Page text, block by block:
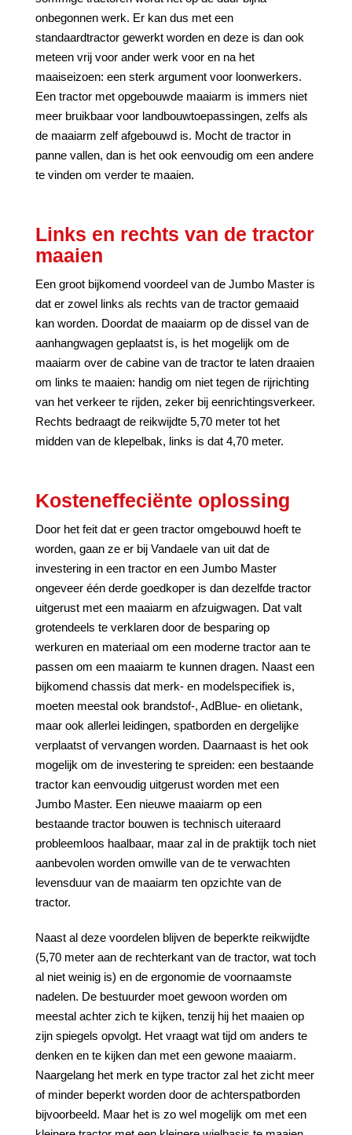
onbegonnen werk. Er kan dus met een
standaardtractor gewerkt worden en deze is dan ook
meteen vrij voor ander werk voor en na het
maaiseizoen: een sterk argument voor loonwerkers.
Een tractor met opgebouwde maaiarm is immers niet
meer bruikbaar voor landbouwtoepassingen, zelfs als
de maaiarm zelf afgebouwd is. Mocht de tractor in
panne vallen, dan is het ook eenvoudig om een andere
te vinden om verder te maaien.
Links en rechts van de tractor
maaien
Een groot bijkomend voordeel van de Jumbo Master is
dat er zowel links als rechts van de tractor gemaaid
kan worden. Doordat de maaiarm op de dissel van de
aanhangwagen geplaatst is, is het mogelijk om de
maaiarm over de cabine van de tractor te laten draaien
om links te maaien: handig om niet tegen de rijrichting
van het verkeer te rijden, zeker bij eenrichtingsverkeer.
Rechts bedraagt de reikwijdte 5,70 meter tot het
midden van de klepelbak, links is dat 4,70 meter.
Kosteneffeciënte oplossing
Door het feit dat er geen tractor omgebouwd hoeft te
worden, gaan ze er bij Vandaele van uit dat de
investering in een tractor en een Jumbo Master
ongeveer één derde goedkoper is dan dezelfde tractor
uitgerust met een maaiarm en afzuigwagen. Dat valt
grotendeels te verklaren door de besparing op
werkuren en materiaal om een moderne tractor aan te
passen om een maaiarm te kunnen dragen. Naast een
bijkomend chassis dat merk- en modelspecifiek is,
moeten meestal ook brandstof-, AdBlue- en olietank,
maar ook allerlei leidingen, spatborden en dergelijke
verplaatst of vervangen worden. Daarnaast is het ook
mogelijk om de investering te spreiden: een bestaande
tractor kan eenvoudig uitgerust worden met een
Jumbo Master. Een nieuwe maaiarm op een
bestaande tractor bouwen is technisch uiteraard
probleemloos haalbaar, maar zal in de praktijk toch niet
aanbevolen worden omwille van de te verwachten
levensduur van de maaiarm ten opzichte van de
tractor.
Naast al deze voordelen blijven de beperkte reikwijdte
(5,70 meter aan de rechterkant van de tractor, wat toch
al niet weinig is) en de ergonomie de voornaamste
nadelen. De bestuurder moet gewoon worden om
meestal achter zich te kijken, tenzij hij het maaien op
zijn spiegels opvolgt. Het vraagt wat tijd om anders te
denken en te kijken dan met een gewone maaiarm.
Naargelang het merk en type tractor zal het zicht meer
of minder beperkt worden door de achterspatborden
bijvoorbeeld. Maar het is zo wel mogelijk om met een